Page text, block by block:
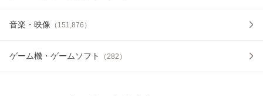
音楽・映像 （ 151,876 ）
ゲーム機・ゲームソフト （282 ）